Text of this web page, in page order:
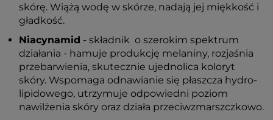
skórę. Wiążą wodę w skórze, nadają jej miękkość i
gładkość.
Niacynamid - składnik o szerokim spektrum
działania - hamuje produkcję melaniny, rozjaśnia
przebarwienia, skutecznie ujednolica koloryt
skóry. Wspomaga odnawianie się płaszcza hydro-
lipidowego, utrzymuje odpowiedni poziom
nawilżenia skóry oraz działa przeciwzmarszczkowo.